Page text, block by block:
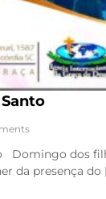
Domingo dos
da presença do